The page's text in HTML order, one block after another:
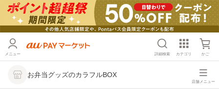
メニュー 詳細検索 カテゴリ かご
お弁当グッズのカラフルBOX
店舗メニュー